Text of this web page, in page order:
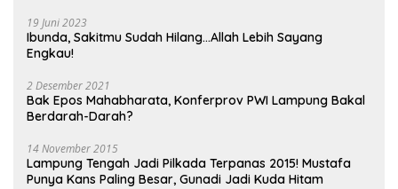
19 Juni 2023
Ibunda, Sakitmu Sudah Hilang…Allah Lebih Sayang
Engkau!
2 Desember 2021
Bak Epos Mahabharata, Konferprov PWI Lampung Bakal
Berdarah-Darah?
14 November 2015
Lampung Tengah Jadi Pilkada Terpanas 2015! Mustafa
Punya Kans Paling Besar, Gunadi Jadi Kuda Hitam